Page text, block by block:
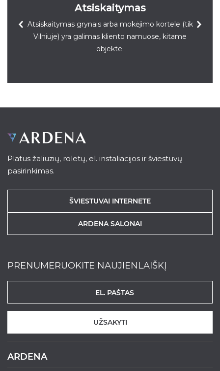
Atsiskaitymas
Atsiskaitymas grynais arba mokėjimo kortele (tik
Vilniuje) yra galimas kliento namuose, kitame
objekte.
Platus žaliuzių, roletų, el. instaliacijos ir šviestuvų
pasirinkimas.
ŠVIESTUVAI INTERNETE
ARDENA SALONAI
PRENUMERUOKITE NAUJIENLAIŠKĮ
UŽSAKYTI
ARDENA